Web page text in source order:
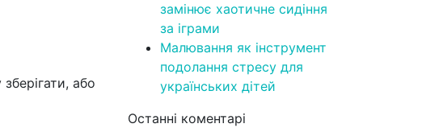
або
замінює хаотичне сидіння
за іграми
Малювання як інструмент
подолання стресу для
українських дітей
Останні коментарі